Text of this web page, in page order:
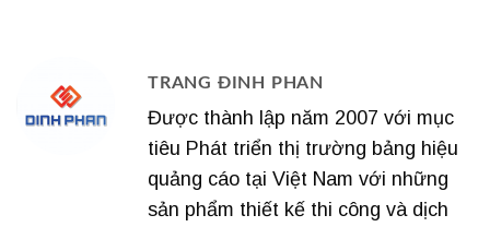
TRANG ĐINH PHAN
Được thành lập năm 2007 với mục
tiêu Phát triển thị trường bảng hiệu
quảng cáo tại Việt Nam với những
sản phẩm thiết kế thi công và dịch